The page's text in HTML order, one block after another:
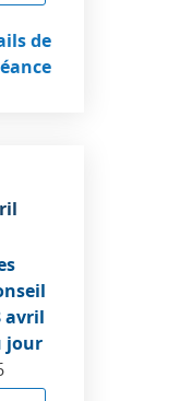
de
avril
jour